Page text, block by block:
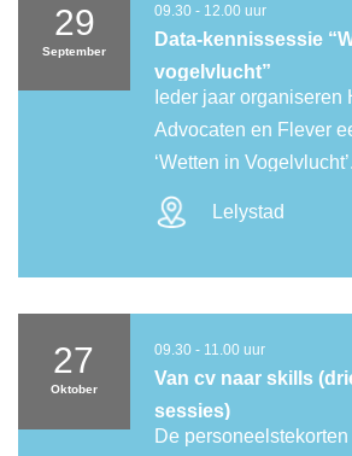
29
September
09.30 - 12.00 uur
Data-kennissessie
vogelvlucht”
Ieder jaar organiseren
Advocaten en Flever
‘Wetten in
je bijgepraat over de
die van belang is voor
moment van de
Lelystad
27
Oktober
09.30 - 11.00 uur
Van cv naar skills
sessies)
De